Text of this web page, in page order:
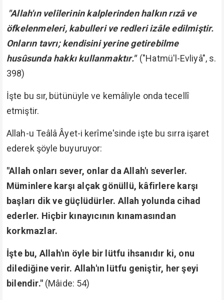
"Allah'ın velîlerinin kalplerinden halkın rızâ ve
öfkelenmeleri, kabulleri ve redleri izâle edilmiştir.
Onların tavrı; kendisini yerine getirebilme
husûsunda hakkı kullanmaktır." ("Hatmü'l-Evliyâ", s.
398)
İşte bu sır, bütünüyle ve kemâliyle onda tecellî
etmiştir.
Allah-u Teâlâ Âyet-i kerîme'sinde işte bu sırra işaret
ederek şöyle buyuruyor:
"Allah onları sever, onlar da Allah'ı severler.
Müminlere karşı alçak gönüllü, kâfirlere karşı
başları dik ve güçlüdürler. Allah yolunda cihad
ederler. Hiçbir kınayıcının kınamasından
korkmazlar.
İşte bu, Allah'ın öyle bir lütfu ihsanıdır ki, onu
dilediğine verir. Allah'ın lütfu geniştir, her şeyi
bilendir." (Mâide: 54)